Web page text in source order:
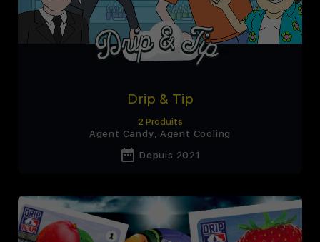
Drip & Tip
2 Produits
Agent Candy, Agent Cooling
date_range Depuis 2021